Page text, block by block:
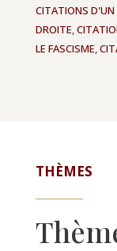
CITATIONS D'UN
DROITE,
LE FASCISME,
THÈMES